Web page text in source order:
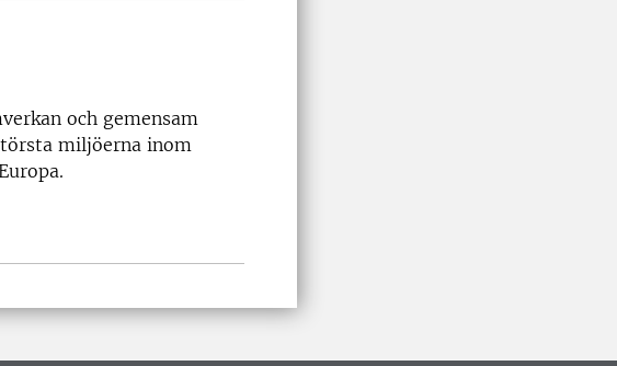
och gemensam
miljöerna inom